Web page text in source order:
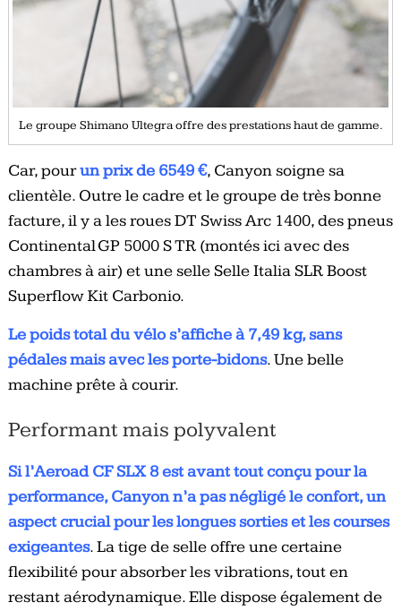
Le groupe Shimano Ultegra offre des prestations haut de gamme.
Car, pourun prix de 6549 €, Canyon soigne sa
clientèle. Outre le cadre et le groupe de très bonne
facture, il y a les roues DT Swiss Arc 1400, des pneus
Continental GP 5000 S TR (montés ici avec des
chambres à air) et une selle Selle Italia SLR Boost
Superflow Kit Carbonio.
Le poids total du vélo s’affiche à 7,49 kg, sans
pédales mais avec les porte-bidons. Une belle
machine prête à courir.
Performant mais polyvalent
Si l’Aeroad CF SLX 8 est avant tout conçu pour la
performance, Canyon n’a pas négligé le confort, un
aspect crucial pour les longues sorties et les courses
exigeantes. La tige de selle offre une certaine
flexibilité pour absorber les vibrations, tout en
restant aérodynamique. Elle dispose également de